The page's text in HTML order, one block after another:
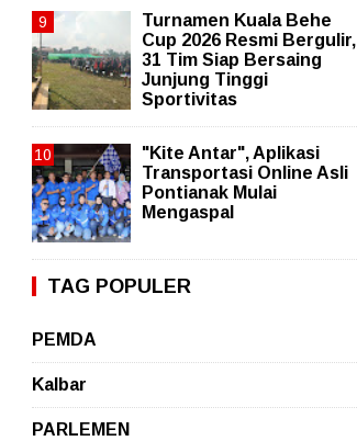
Turnamen Kuala Behe
Cup 2026 Resmi Bergulir,
31 Tim Siap Bersaing
Junjung Tinggi
Sportivitas
"Kite Antar", Aplikasi
Transportasi Online Asli
Pontianak Mulai
Mengaspal
TAG POPULER
PEMDA
Kalbar
PARLEMEN